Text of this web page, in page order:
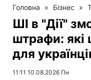
Головна » Бізнес »
ШІ в "Дії"
штрафи: які
для
11:11 10.08.2026 Пн